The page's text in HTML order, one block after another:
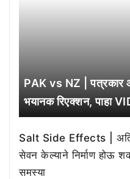
PAK vs NZ | पत्रकार
भयानक रिएक्शन, पाहा
Salt Side Effects |
सेवन केल्याने निर्माण होऊ
समस्या